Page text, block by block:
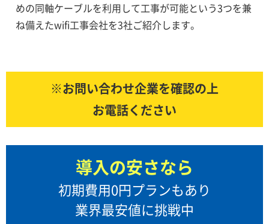
めの同軸ケーブルを利用して工事が可能という3つを兼
ね備えたwifi工事会社を3社ご紹介します。
※お問い合わせ企業を確認の上
お電話ください
導入の安さなら
初期費用0円プランもあり
業界最安値に挑戦中